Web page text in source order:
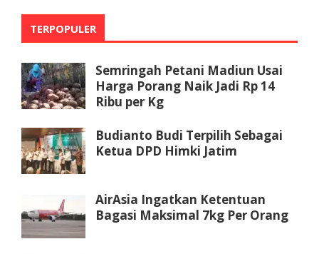
TERPOPULER
Semringah Petani Madiun Usai
Harga Porang Naik Jadi Rp 14
Ribu per Kg
Budianto Budi Terpilih Sebagai
Ketua DPD Himki Jatim
AirAsia Ingatkan Ketentuan
Bagasi Maksimal 7kg Per Orang